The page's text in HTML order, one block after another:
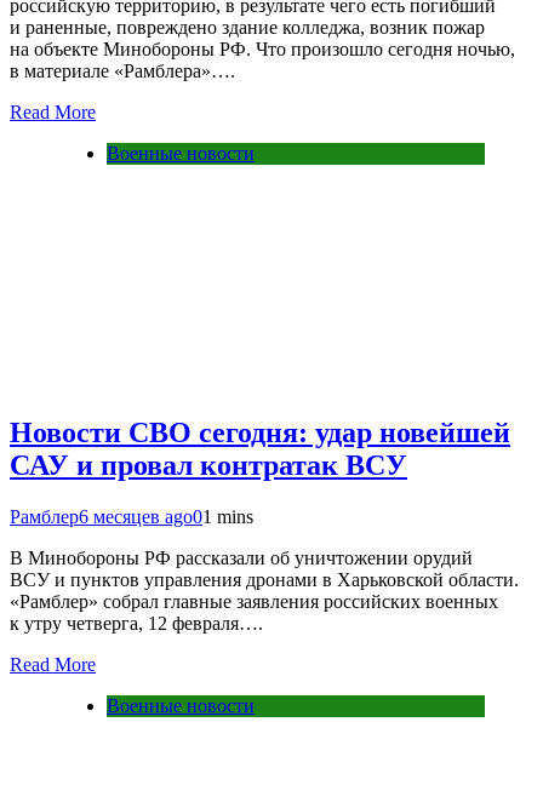
российскую территорию, в результате чего есть погибший
и раненные, повреждено здание колледжа, возник пожар
на объекте Минобороны РФ. Что произошло сегодня ночью,
в материале «Рамблера»….
Read More
Военные новости
Новости СВО сегодня: удар новейшей
САУ и провал контратак ВСУ
Рамблер6 месяцев ago01 mins
В Минобороны РФ рассказали об уничтожении орудий
ВСУ и пунктов управления дронами в Харьковской области.
«Рамблер» собрал главные заявления российских военных
к утру четверга, 12 февраля….
Read More
Военные новости